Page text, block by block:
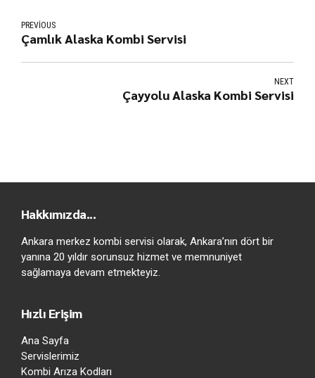
PREVIOUS
Çamlık Alaska Kombi Servisi
NEXT
Çayyolu Alaska Kombi Servisi
Hakkımızda...
Ankara merkez kombi servisi olarak, Ankara’nın dört bir
yanına 20 yıldır sorunsuz hizmet ve memnuniyet
sağlamaya devam etmekteyiz.
Hızlı Erişim
Ana Sayfa
Servislerimiz
Kombi Arıza Kodları